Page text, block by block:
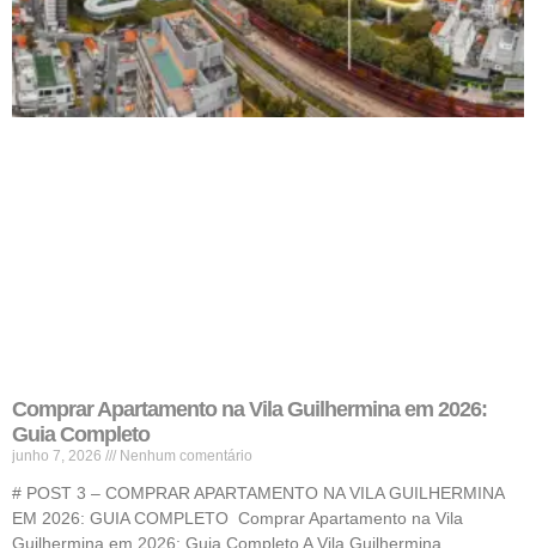
Comprar Apartamento na Vila Guilhermina em 2026:
Guia Completo
junho 7, 2026 Nenhum comentário
# POST 3 – COMPRAR APARTAMENTO NA VILA GUILHERMINA
EM 2026: GUIA COMPLETO Comprar Apartamento na Vila
Guilhermina em 2026: Guia Completo A Vila Guilhermina